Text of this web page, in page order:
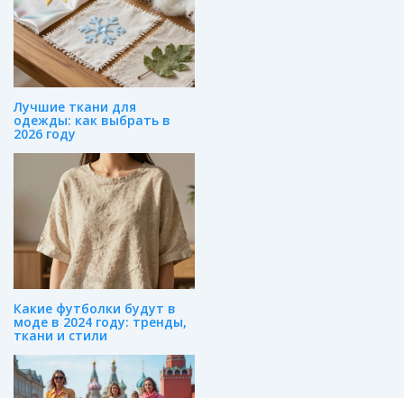
Лучшие ткани для
одежды: как выбрать в
2026 году
Какие футболки будут в
моде в 2024 году: тренды,
ткани и стили